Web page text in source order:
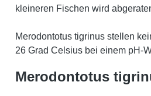
kleineren Fischen wird
Merodontotus tigrinus stellen
26 Grad Celsius bei einem pH-
Merodontotus